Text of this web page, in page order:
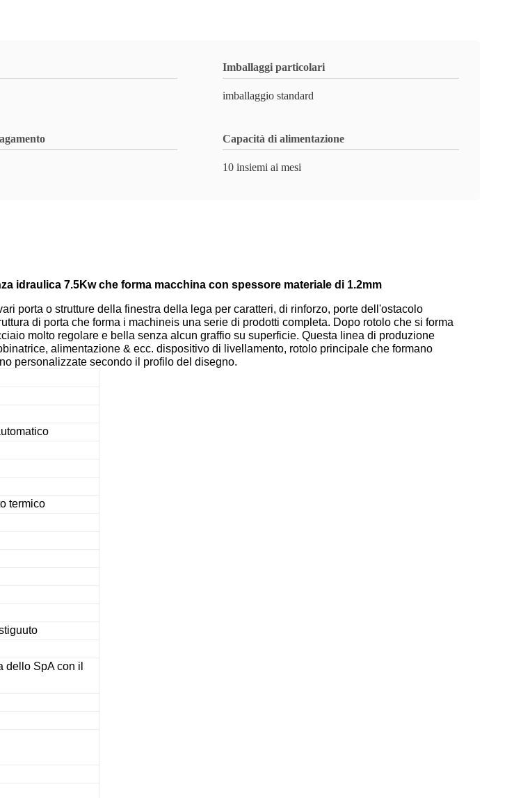
Imballaggi particolari
imballaggio standard
Capacità di alimentazione
10 insiemi ai mesi
idraulica 7.5Kw che forma macchina con spessore materiale di 1.2mm
porta o strutture della finestra della lega per caratteri, di rinforzo, porte dell'ostacolo
di porta che forma i machineis una serie di prodotti completa. Dopo rotolo che si forma
molto regolare e bella senza alcun graffio su superficie. Questa linea di produzione
alimentazione & ecc. dispositivo di livellamento, rotolo principale che formano
personalizzate secondo il profilo del disegno.
termico
dello SpA con il